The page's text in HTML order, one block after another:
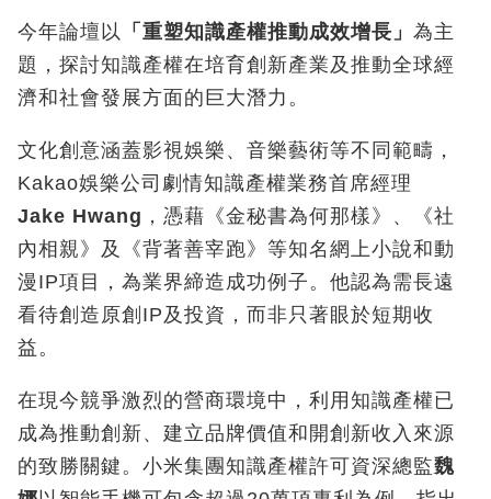
今年論壇以 「重塑知識產權推動成效增長」 為主
題，探討知識產權在培育創新產業及推動全球經
濟和社會發展方面的巨大潛力。
文化創意涵蓋影視娛樂、音樂藝術等不同範疇，
Kakao娛樂公司劇情知識產權業務首席經理
Jake Hwang ，憑藉《金秘書為何那樣》、《社
內相親》及《背著善宰跑》等知名網上小說和動
漫IP項目，為業界締造成功例子。他認為需長遠
看待創造原創IP及投資，而非只著眼於短期收
益。
在現今競爭激烈的營商環境中，利用知識產權已
成為推動創新、建立品牌價值和開創新收入來源
的致勝關鍵。小米集團知識產權許可資深總監魏